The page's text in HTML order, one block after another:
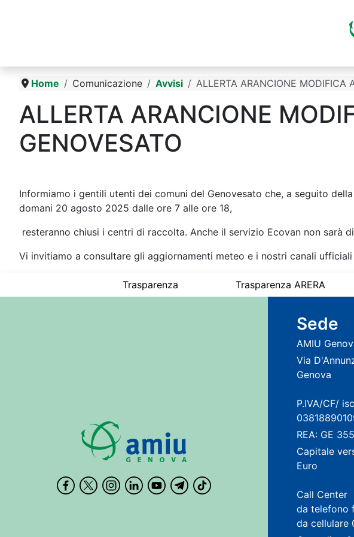
Home Comunicazione Avvisi ALLERTA ARANCIONE MODIFICA
ALLERTA ARANCIONE
GENOVESATO
Informiamo i gentili utenti dei comuni del Genovesato che, a seguito
domani 20 agosto 2025 dalle ore 7 alle ore 18,
resteranno chiusi i centri di raccolta. Anche il servizio Ecovan non sarà
Vi invitiamo a consultare gli aggiornamenti meteo e i nostri canali
Trasparenza Trasparenza ARERA
Sede
AMIU
Via
Genova
P.IVA/CF/
REA: GE
Capitale
Euro
Call Center
da telefono
da cellulare